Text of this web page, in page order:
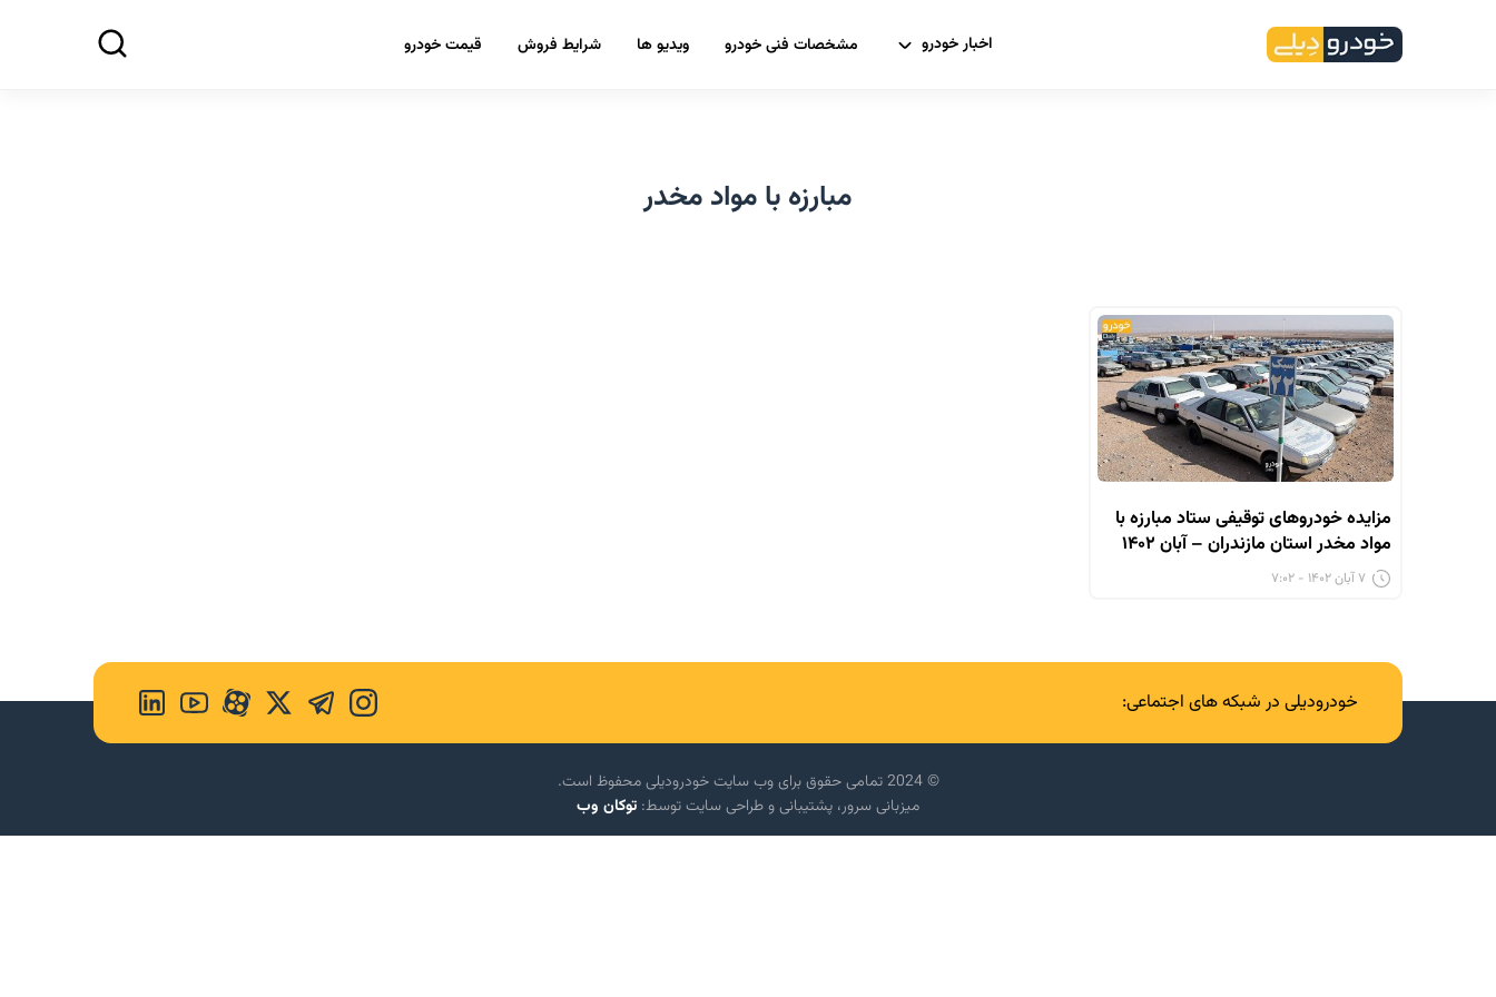
اخبار خودرو مشخصات فنی خودرو ویدیو ها شرایط فروش قیمت خودرو
مبارزه با مواد مخدر
مزایده خودروهای توقیفی ستاد مبارزه با
مواد مخدر استان مازندران – آبان ۱۴۰۲
۷ آبان ۱۴۰۲ - ۷:۰۲
خودرودیلی در شبکه های اجتماعی:
© 2024 تمامی حقوق برای وب سایت خودرودیلی محفوظ است.
میزبانی سرور، پشتیبانی و طراحی سایت توسط: توکان وب